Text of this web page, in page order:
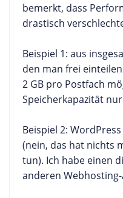
bemerkt, dass
drastisch
Beispiel 1: aus
den man frei
2 GB pro Postfach
Speicherkapazität
Beispiel 2:
(nein, das hat nichts
tun). Ich habe einen
anderen